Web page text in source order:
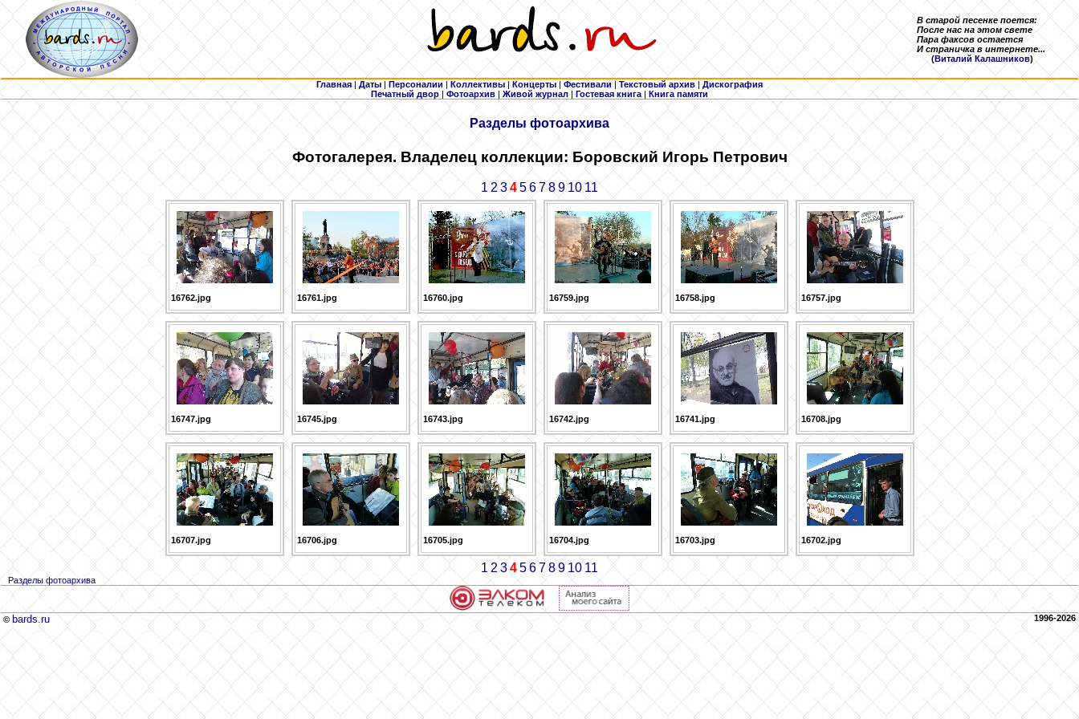
В старой песенке поется:
После нас на этом свете
Пара факсов остается
И страничка в интернете...
(Виталий Калашников)
Главная | Даты | Персоналии | Коллективы | Концерты | Фестивали | Текстовый архив | Дискография
Печатный двор | Фотоархив | Живой журнал |Гостевая книга | Книга памяти
Разделы фотоархива
Фотогалерея. Владелец коллекции: Боровский Игорь Петрович
1 2 3456789 10 11
16762.jpg 16761.jpg 16760.jpg 16759.jpg 16758.jpg 16757.jpg
16747.jpg 16745.jpg 16743.jpg 16742.jpg 16741.jpg 16708.jpg
16707.jpg 16706.jpg 16705.jpg 16704.jpg 16703.jpg 16702.jpg
1 2 3456789 10 11
Разделы фотоархива
© bards.ru 1996-2026